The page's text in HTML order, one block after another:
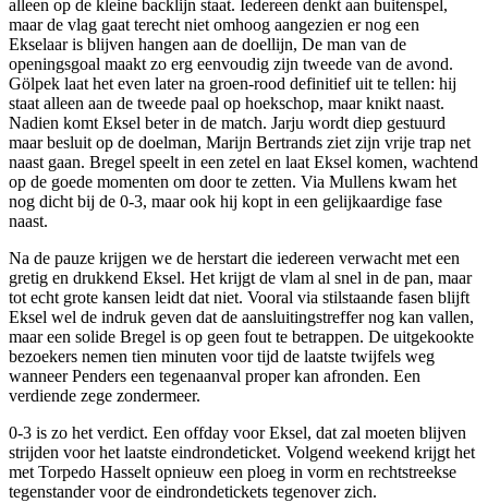
alleen op de kleine backlijn staat. Iedereen denkt aan buitenspel,
maar de vlag gaat terecht niet omhoog aangezien er nog een
Ekselaar is blijven hangen aan de doellijn, De man van de
openingsgoal maakt zo erg eenvoudig zijn tweede van de avond.
Gölpek laat het even later na groen-rood definitief uit te tellen: hij
staat alleen aan de tweede paal op hoekschop, maar knikt naast.
Nadien komt Eksel beter in de match. Jarju wordt diep gestuurd
maar besluit op de doelman, Marijn Bertrands ziet zijn vrije trap net
naast gaan. Bregel speelt in een zetel en laat Eksel komen, wachtend
op de goede momenten om door te zetten. Via Mullens kwam het
nog dicht bij de 0-3, maar ook hij kopt in een gelijkaardige fase
naast.
Na de pauze krijgen we de herstart die iedereen verwacht met een
gretig en drukkend Eksel. Het krijgt de vlam al snel in de pan, maar
tot echt grote kansen leidt dat niet. Vooral via stilstaande fasen blijft
Eksel wel de indruk geven dat de aansluitingstreffer nog kan vallen,
maar een solide Bregel is op geen fout te betrappen. De uitgekookte
bezoekers nemen tien minuten voor tijd de laatste twijfels weg
wanneer Penders een tegenaanval proper kan afronden. Een
verdiende zege zondermeer.
0-3 is zo het verdict. Een offday voor Eksel, dat zal moeten blijven
strijden voor het laatste eindrondeticket. Volgend weekend krijgt het
met Torpedo Hasselt opnieuw een ploeg in vorm en rechtstreekse
tegenstander voor de eindrondetickets tegenover zich.